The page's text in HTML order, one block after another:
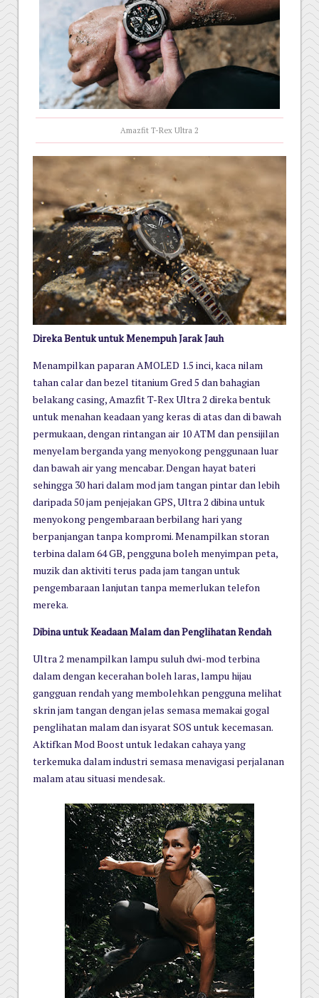
Amazfit T-Rex Ultra 2
Direka Bentuk untuk Menempuh Jarak Jauh
Menampilkan paparan AMOLED 1.5 inci, kaca nilam
tahan calar dan bezel titanium Gred 5 dan bahagian
belakang casing, Amazfit T-Rex Ultra 2 direka bentuk
untuk menahan keadaan yang keras di atas dan di bawah
permukaan, dengan rintangan air 10 ATM dan pensijilan
menyelam berganda yang menyokong penggunaan luar
dan bawah air yang mencabar. Dengan hayat bateri
sehingga 30 hari dalam mod jam tangan pintar dan lebih
daripada 50 jam penjejakan GPS, Ultra 2 dibina untuk
menyokong pengembaraan berbilang hari yang
berpanjangan tanpa kompromi. Menampilkan storan
terbina dalam 64 GB, pengguna boleh menyimpan peta,
muzik dan aktiviti terus pada jam tangan untuk
pengembaraan lanjutan tanpa memerlukan telefon
mereka.
Dibina untuk Keadaan Malam dan Penglihatan Rendah
Ultra 2 menampilkan lampu suluh dwi-mod terbina
dalam dengan kecerahan boleh laras, lampu hijau
gangguan rendah yang membolehkan pengguna melihat
skrin jam tangan dengan jelas semasa memakai gogal
penglihatan malam dan isyarat SOS untuk kecemasan.
Aktifkan Mod Boost untuk ledakan cahaya yang
terkemuka dalam industri semasa menavigasi perjalanan
malam atau situasi mendesak.